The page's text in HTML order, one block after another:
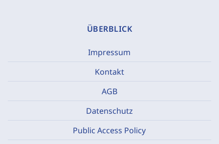
ÜBERBLICK
Impressum
Kontakt
AGB
Datenschutz
Public Access Policy